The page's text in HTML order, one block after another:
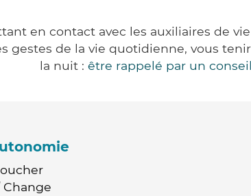
en contact avec les auxiliaires de
gestes de la vie quotidienne, vous
la nuit : être rappelé par un